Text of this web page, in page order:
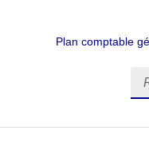
Plan comptable